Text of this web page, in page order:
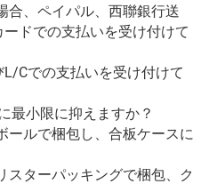
合、ペイパル、西聯銀行送
ドでの支払いを受け付けて
Cでの支払いを受け付けて
最小限に抑えますか？
ールで梱包し、合板ケースに
スターパッキングで梱包、ク